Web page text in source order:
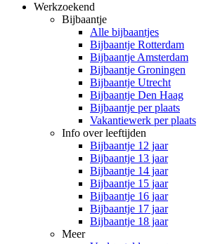
Werkzoekend
Bijbaantje
Alle bijbaantjes
Bijbaantje Rotterdam
Bijbaantje Amsterdam
Bijbaantje Groningen
Bijbaantje Utrecht
Bijbaantje Den Haag
Bijbaantje per plaats
Vakantiewerk per plaats
Info over leeftijden
Bijbaantje 12 jaar
Bijbaantje 13 jaar
Bijbaantje 14 jaar
Bijbaantje 15 jaar
Bijbaantje 16 jaar
Bijbaantje 17 jaar
Bijbaantje 18 jaar
Meer